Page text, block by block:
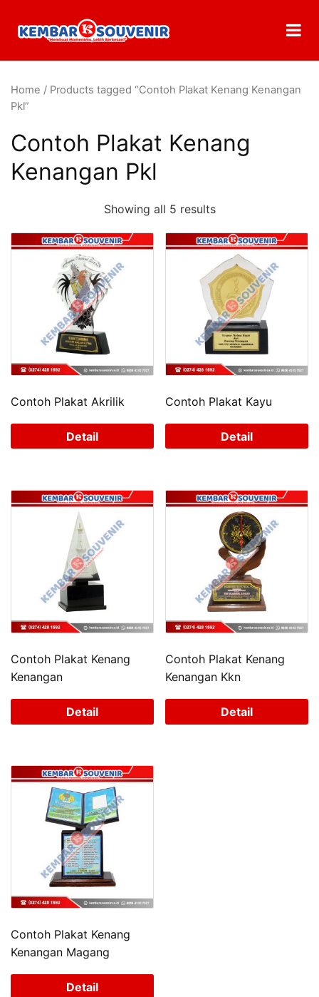
Home / Products tagged “Contoh Plakat Kenang Kenangan
Pkl”
Contoh Plakat Kenang
Kenangan Pkl
Showing all 5 results
Contoh Plakat Akrilik
Detail
Contoh Plakat Kayu
Detail
Contoh Plakat Kenang
Kenangan
Detail
Contoh Plakat Kenang
Kenangan Kkn
Detail
Contoh Plakat Kenang
Kenangan Magang
Detail